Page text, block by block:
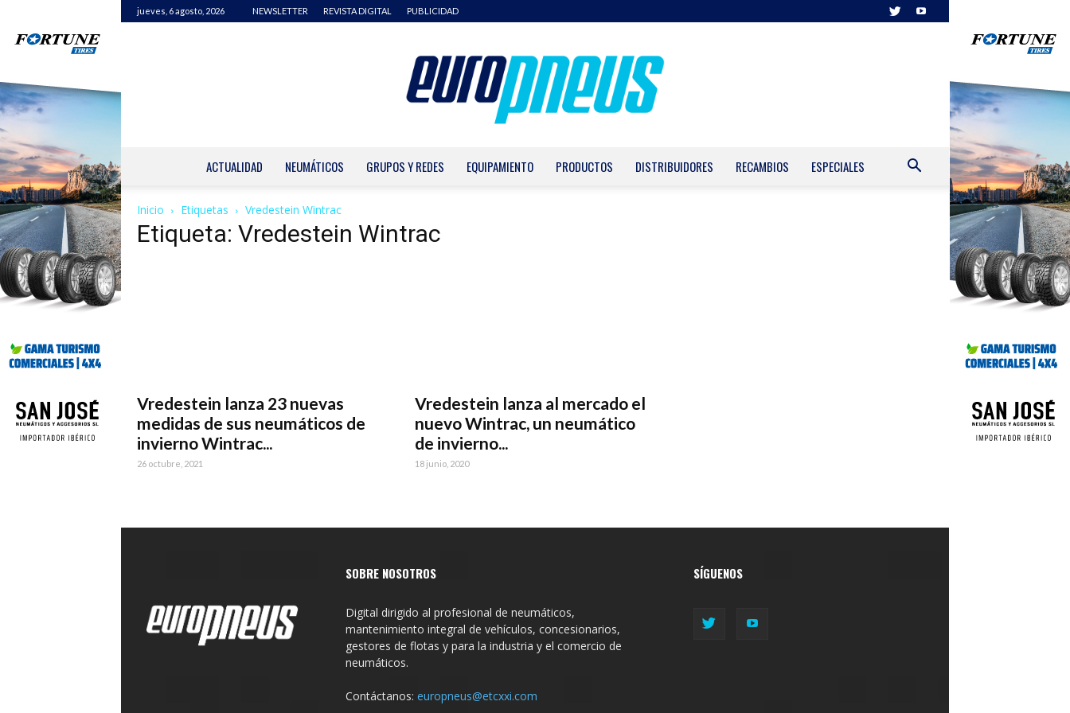
jueves, 6 agosto, 2026 NEWSLETTER REVISTA DIGITAL PUBLICIDAD
ACTUALIDAD NEUMÁTICOS GRUPOS Y REDES EQUIPAMIENTO PRODUCTOS DISTRIBUIDORES RECAMBIOS ESPECIALES
Inicio Etiquetas Vredestein Wintrac
Etiqueta: Vredestein Wintrac
Vredestein lanza 23 nuevas
medidas de sus neumáticos de
invierno Wintrac...
26 octubre, 2021
Vredestein lanza al mercado el
nuevo Wintrac, un neumático
de invierno...
18 junio, 2020
SOBRE NOSOTROS
Digital dirigido al profesional de neumáticos,
mantenimiento integral de vehículos, concesionarios,
gestores de flotas y para la industria y el comercio de
neumáticos.
Contáctanos: europneus@etcxxi.com
SÍGUENOS